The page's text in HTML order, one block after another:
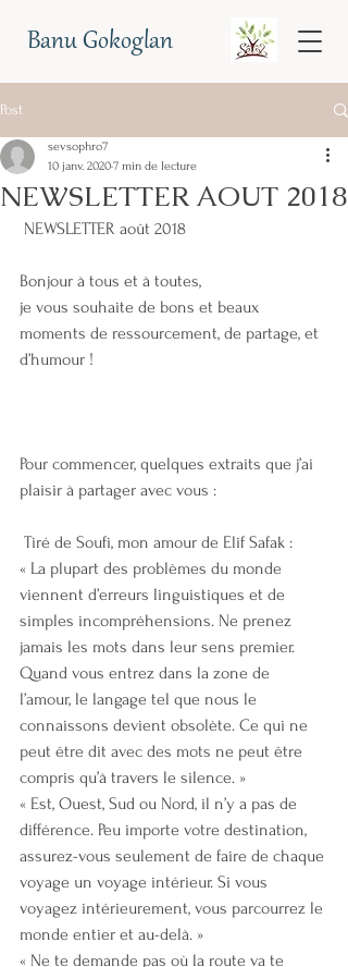
Banu Gokoglan
Post
NEWSLETTER AOUT 2018
sevsophro7
10 janv. 20207 min de lecture
NEWSLETTER août 2018
Bonjour à tous et à toutes,
je vous souhaite de bons et beaux
moments de ressourcement, de partage, et
d’humour !
Pour commencer, quelques extraits que j’ai
plaisir à partager avec vous :
Tiré de Soufi, mon amour de Elif Safak :
« La plupart des problèmes du monde
viennent d’erreurs linguistiques et de
simples incompréhensions. Ne prenez
jamais les mots dans leur sens premier.
Quand vous entrez dans la zone de
l’amour, le langage tel que nous le
connaissons devient obsolète. Ce qui ne
peut être dit avec des mots ne peut être
compris qu’à travers le silence. »
« Est, Ouest, Sud ou Nord, il n’y a pas de
différence. Peu importe votre destination,
assurez-vous seulement de faire de chaque
voyage un voyage intérieur. Si vous
voyagez intérieurement, vous parcourrez le
monde entier et au-delà. »
« Ne te demande pas où la route va te